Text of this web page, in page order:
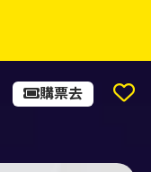
購票去